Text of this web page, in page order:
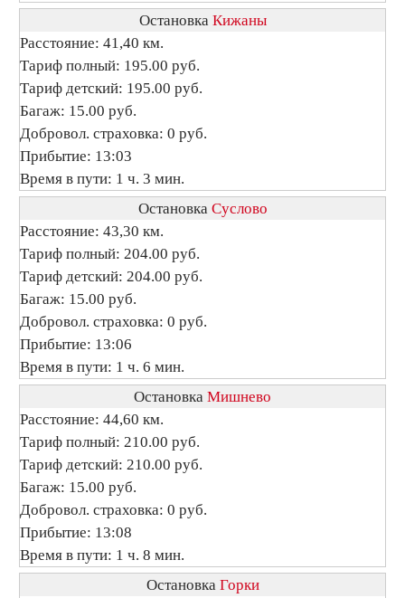
Остановка Кижаны
Расстояние: 41,40 км.
Тариф полный: 195.00 руб.
Тариф детский: 195.00 руб.
Багаж: 15.00 руб.
Добровол. страховка: 0 руб.
Прибытие: 13:03
Время в пути: 1 ч. 3 мин.
Остановка Суслово
Расстояние: 43,30 км.
Тариф полный: 204.00 руб.
Тариф детский: 204.00 руб.
Багаж: 15.00 руб.
Добровол. страховка: 0 руб.
Прибытие: 13:06
Время в пути: 1 ч. 6 мин.
Остановка Мишнево
Расстояние: 44,60 км.
Тариф полный: 210.00 руб.
Тариф детский: 210.00 руб.
Багаж: 15.00 руб.
Добровол. страховка: 0 руб.
Прибытие: 13:08
Время в пути: 1 ч. 8 мин.
Остановка Горки